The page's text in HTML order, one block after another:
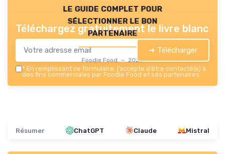
le guide complet pour
sélectionner le bon
partenaire
Foodie Food — 2026
Téléchargez gratuitement le livre blanc
➔ Télécharger
* En remplissant ce formulaire, j’accepte d’être contacté(e) à
des fins commerciales par Foodie Food et ses partenaires.
Résumer ChatGPT Claude Mistral